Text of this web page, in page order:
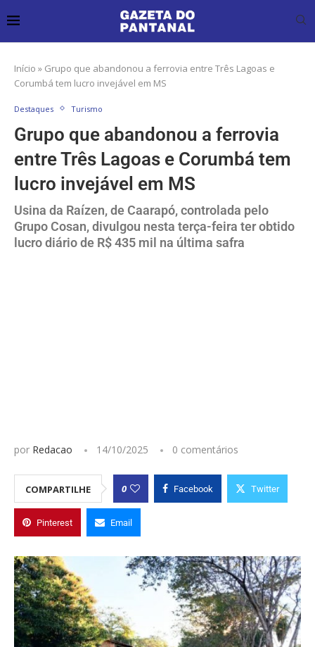
Início » Grupo que abandonou a ferrovia entre Três Lagoas e
Corumbá tem lucro invejável em MS
Destaques Turismo
Grupo que abandonou a ferrovia
entre Três Lagoas e Corumbá tem
lucro invejável em MS
Usina da Raízen, de Caarapó, controlada pelo
Grupo Cosan, divulgou nesta terça-feira ter obtido
lucro diário de R$ 435 mil na última safra
por Redacao 14/10/2025 0 comentários
COMPARTILHE 0 Facebook Twitter
Pinterest Email